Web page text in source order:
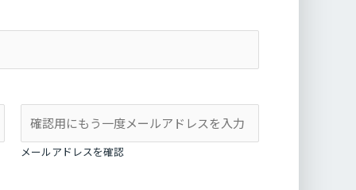
メールアドレスを確認